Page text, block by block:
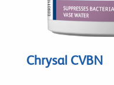
Chrysal CVBN